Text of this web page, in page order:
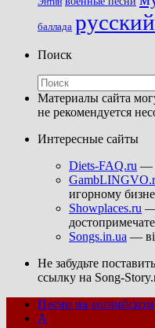
баллада
Поиск
Материалы сайта
не рекомендуется
Интересные сайты
Diets-FAQ.ru —
игорному
Showplaces.ru —
Songs.in.ua —
Не забудьте
ссылку на Song-
Песни на английском
A